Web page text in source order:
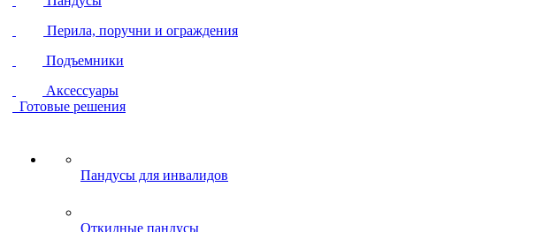
Перила, поручни и ограждения
Подъемники
Аксессуары
Готовые решения
Пандусы для инвалидов
Откидные пандусы